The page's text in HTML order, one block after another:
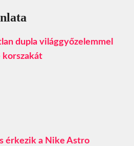
dupla világgyőzelemmel
korszakát
érkezik a Nike Astro